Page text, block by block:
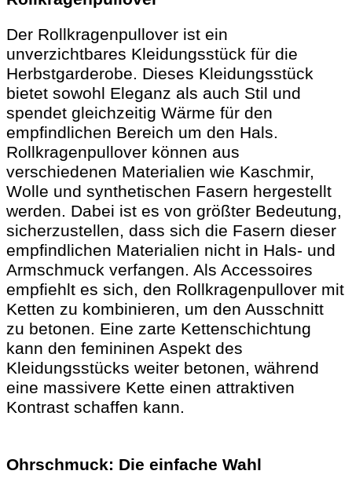
Der Rollkragenpullover ist ein
unverzichtbares Kleidungsstück für die
Herbstgarderobe. Dieses Kleidungsstück
bietet sowohl Eleganz als auch Stil und
spendet gleichzeitig Wärme für den
empfindlichen Bereich um den Hals.
Rollkragenpullover können aus
verschiedenen Materialien wie Kaschmir,
Wolle und synthetischen Fasern hergestellt
werden. Dabei ist es von größter Bedeutung,
sicherzustellen, dass sich die Fasern dieser
empfindlichen Materialien nicht in Hals- und
Armschmuck verfangen. Als Accessoires
empfiehlt es sich, den Rollkragenpullover mit
Ketten zu kombinieren, um den Ausschnitt
zu betonen. Eine zarte Kettenschichtung
kann den femininen Aspekt des
Kleidungsstücks weiter betonen, während
eine massivere Kette einen attraktiven
Kontrast schaffen kann.
Ohrschmuck: Die einfache Wahl